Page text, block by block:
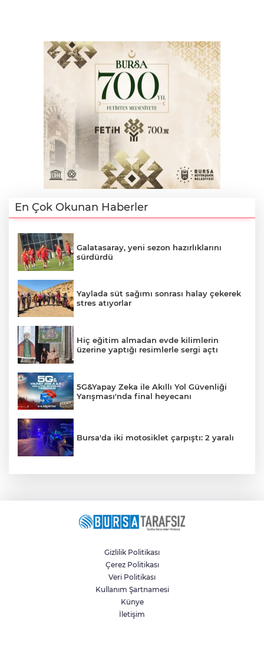
En Çok Okunan Haberler
Galatasaray, yeni sezon hazırlıklarını
sürdürdü
Yaylada süt sağımı sonrası halay çekerek
stres atıyorlar
Hiç eğitim almadan evde kilimlerin
üzerine yaptığı resimlerle sergi açtı
5G&Yapay Zeka ile Akıllı Yol Güvenliği
Yarışması'nda final heyecanı
Bursa'da iki motosiklet çarpıştı: 2 yaralı
Gizlilik Politikası
Çerez Politikası
Veri Politikası
Kullanım Şartnamesi
Künye
İletişim